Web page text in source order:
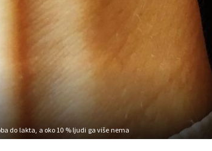
do lakta, a oko 10 % ljudi ga više nema